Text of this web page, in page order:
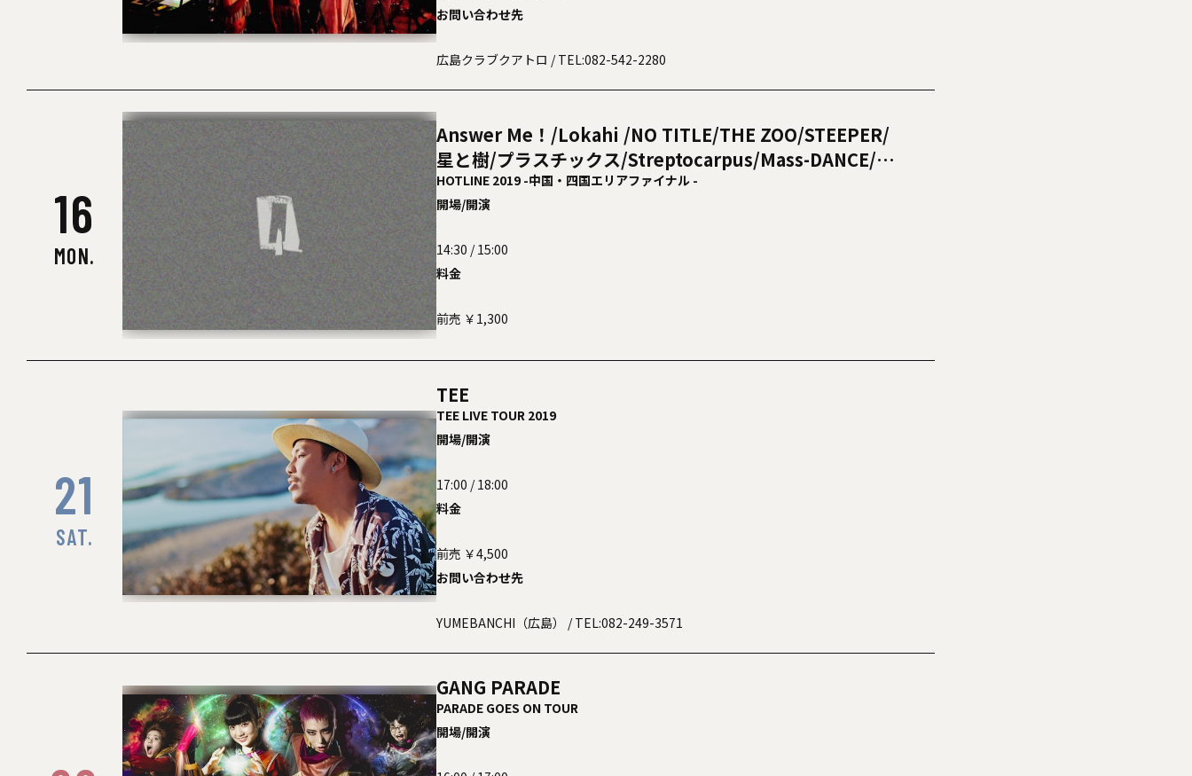
FOOD: 自然農園すま(無農薬野菜)
USHIO CHOCOLATL (チョコレート)
音楽食堂ONDO (フード)
お問い合わせ先
広島クラブクアトロ / TEL:082-542-2280
16
MON.
Answer Me！/Lokahi /NO TITLE/THE ZOO/STEEPER/
星と樹/プラスチックス/Streptocarpus/Mass-DANCE/ク
リエイテル
HOTLINE 2019 -中国・四国エリアファイナル -
開場/開演
14:30 / 15:00
料金
前売 ￥1,300
21
SAT.
TEE
TEE LIVE TOUR 2019
開場/開演
17:00 / 18:00
料金
前売 ￥4,500
お問い合わせ先
YUMEBANCHI（広島） / TEL:082-249-3571
GANG PARADE
PARADE GOES ON TOUR
開場/開演